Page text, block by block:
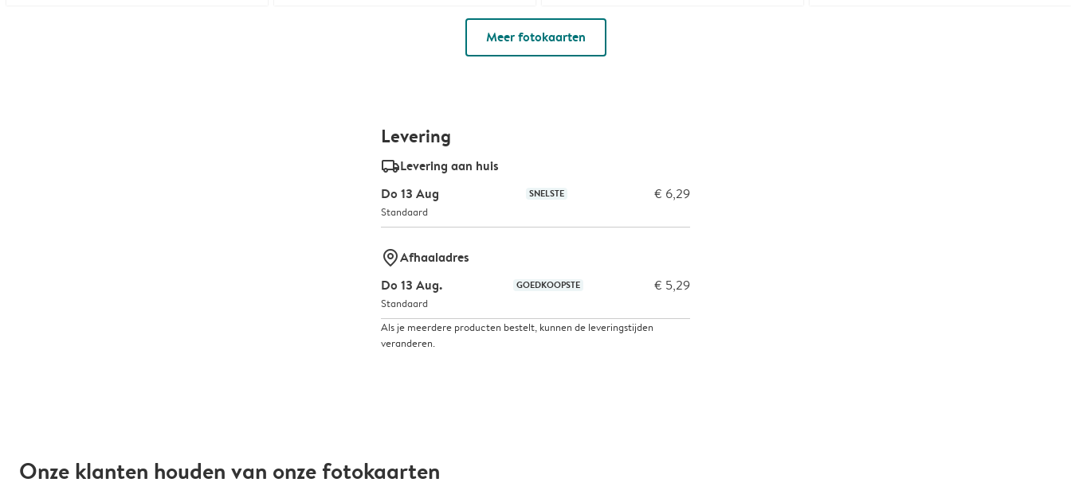
Meer fotokaarten
Levering
delivery_standard_v2Levering aan huis
Do 13 Aug
SNELSTE € 6,29
Standaard
marker-pinAfhaaladres
Do 13 Aug.
GOEDKOOPSTE € 5,29
Standaard
Als je meerdere producten bestelt, kunnen de leveringstijden
veranderen.
Onze klanten houden van onze fotokaarten